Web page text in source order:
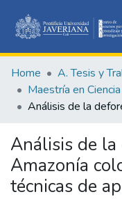
Home A. Tesis y
Análisis de
Amazonía
técnicas de